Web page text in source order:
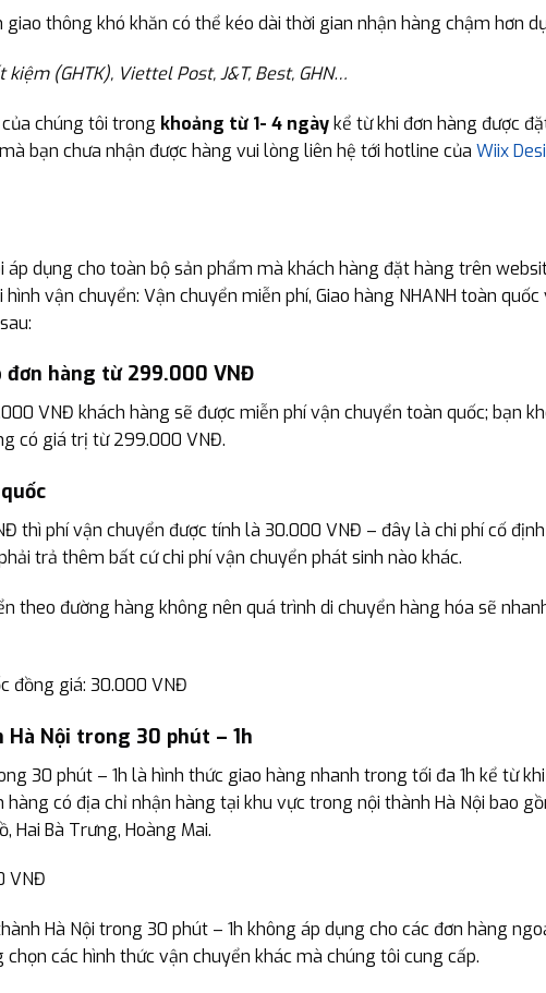
giao thông khó khăn có thể kéo dài thời gian nhận hàng chậm hơn
kiệm (GHTK), Viettel Post, J&T, Best, GHN…
chúng tôi trong khoảng từ 1- 4 ngàykể từ khi đơn hàng được
bạn chưa nhận được hàng vui lòng liên hệ tới hotline của Wiix
áp dụng cho toàn bộ sản phẩm mà khách hàng đặt hàng trên
vận chuyển: Vận chuyển miễn phí, Giao hàng NHANH toàn quốc
đơn hàng từ 299.000 VNĐ
VNĐ khách hàng sẽ được miễn phí vận chuyển toàn quốc; bạn
có giá trị từ 299.000 VNĐ.
thì phí vận chuyển được tính là 30.000 VNĐ – đây là chi phí cố
trả thêm bất cứ chi phí vận chuyển phát sinh nào khác.
theo đường hàng không nên quá trình di chuyển hàng hóa sẽ
đồng giá: 30.000 VNĐ
Hà Nội trong 30 phút – 1h
30 phút – 1h là hình thức giao hàng nhanh trong tối đa 1h kể từ
có địa chỉ nhận hàng tại khu vực trong nội thành Hà Nội bao
Hai Bà Trưng, Hoàng Mai.
VNĐ
Hà Nội trong 30 phút – 1h không áp dụng cho các đơn hàng
chọn các hình thức vận chuyển khác mà chúng tôi cung cấp.